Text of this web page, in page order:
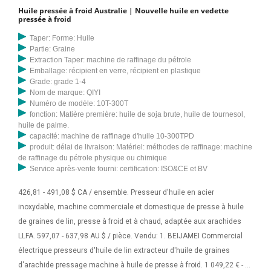
Huile pressée à froid Australie | Nouvelle huile en vedette
pressée à froid
Taper: Forme: Huile
Partie: Graine
Extraction Taper: machine de raffinage du pétrole
Emballage: récipient en verre, récipient en plastique
Grade: grade 1-4
Nom de marque: QIYI
Numéro de modèle: 10T-300T
fonction: Matière première: huile de soja brute, huile de tournesol,
huile de palme.
capacité: machine de raffinage d'huile 10-300TPD
produit: délai de livraison: Matériel: méthodes de raffinage: machine
de raffinage du pétrole physique ou chimique
Service après-vente fourni: certification: ISO&CE et BV
426,81 - 491,08 $ CA / ensemble. Presseur d'huile en acier
inoxydable, machine commerciale et domestique de presse à huile
de graines de lin, presse à froid et à chaud, adaptée aux arachides
LLFA. 597,07 - 637,98 AU $ / pièce. Vendu: 1. BEIJAMEI Commercial
électrique presseurs d'huile de lin extracteur d'huile de graines
d'arachide pressage machine à huile de presse à froid. 1 049,22 € - 1